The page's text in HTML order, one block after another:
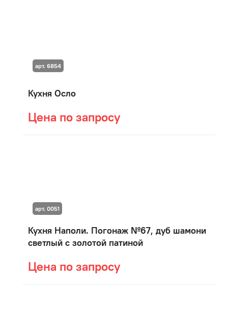
Кухня Осло
Цена по запросу
арт. 6854
Кухня Наполи. Погонаж №67, дуб шамони
светлый с золотой патиной
Цена по запросу
арт. 0051